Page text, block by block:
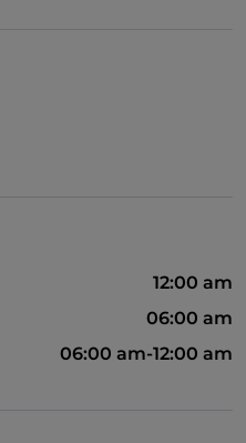
12:00 am
06:00 am
06:00 am-12:00 am